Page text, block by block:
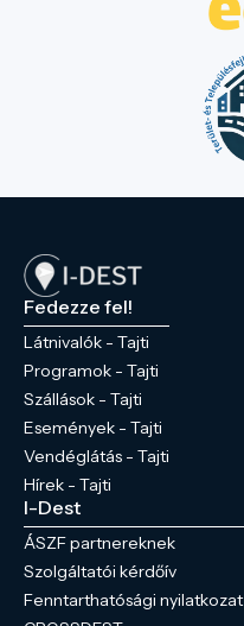
Fedezze fel!
Látnivalók - Tajti
Programok - Tajti
Szállások - Tajti
Események - Tajti
Vendéglátás - Tajti
Hírek - Tajti
I-Dest
ÁSZF partnereknek
Szolgáltatói kérdőív
Fenntarthatósági nyilatkozat